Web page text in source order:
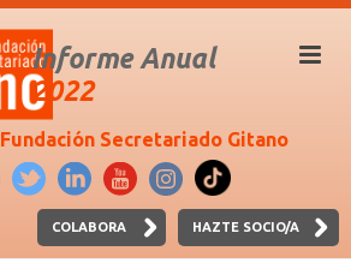
Informe Anual
2022
Fundación Secretariado Gitano
COLABORA HAZTE SOCIO/A